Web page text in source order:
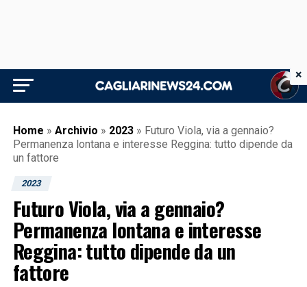
Home » Archivio » 2023 » Futuro Viola, via a gennaio?
Permanenza lontana e interesse Reggina: tutto dipende da
un fattore
2023
Futuro Viola, via a gennaio?
Permanenza lontana e interesse
Reggina: tutto dipende da un
fattore
×